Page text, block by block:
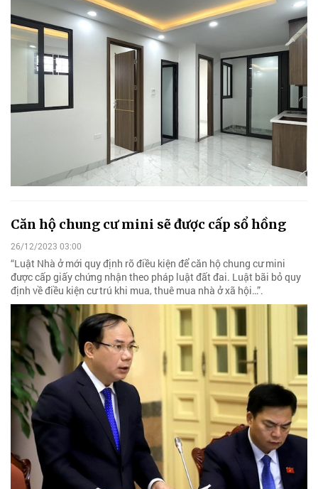
Căn hộ chung cư mini sẽ được cấp sổ hồng
26/12/2023 03:00
“Luật Nhà ở mới quy định rõ điều kiện để căn hộ chung cư mini
được cấp giấy chứng nhận theo pháp luật đất đai. Luật bãi bỏ quy
định về điều kiện cư trú khi mua, thuê mua nhà ở xã hội…”.